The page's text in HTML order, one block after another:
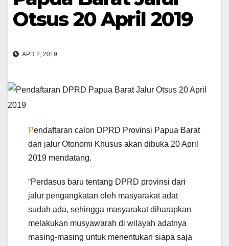
Otsus 20 April 2019
APR 2, 2019
Pendaftaran calon DPRD Provinsi Papua Barat
dari jalur Otonomi Khusus akan dibuka 20 April
2019 mendatang.
“Perdasus baru tentang DPRD provinsi dari
jalur pengangkatan oleh masyarakat adat
sudah ada, sehingga masyarakat diharapkan
melakukan musyawarah di wilayah adatnya
masing-masing untuk menentukan siapa saja